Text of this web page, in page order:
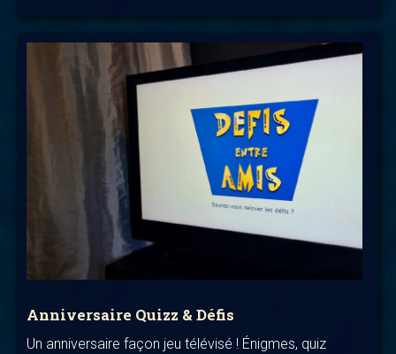
Anniversaire Quizz & Défis
Un anniversaire façon jeu télévisé ! Énigmes, quiz